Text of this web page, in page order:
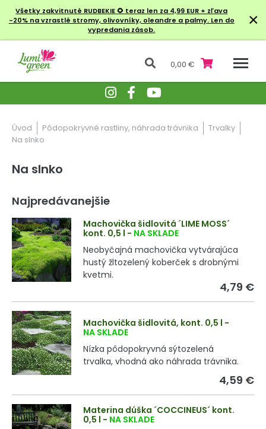
Všetky zakvitnuté RUDBEKIE🌻 teraz len za 4,99 EUR + zľava
-20% na vzrastlé stromy, olivovníky, oleandre a palmy. Len do
vypredania zásob.
×
0,00 €
Úvod Pôdopokryvné rastliny, náhrada trávnika
Trvalky
Na slnko
Na slnko
Najpredávanejšie
Machovička šidlovitá ´LIME MOSS´
kont. 0,5 l - NA SKLADE
Neobyčajná machovička vytvárajúca
hustý žltozelený koberček s drobnými
kvetmi.
4,79 €
Machovička šidlovitá, kont. 0,5 l -
NA SKLADE
Nízka pôdopokryvná sýtozelená
trvalka, vhodná ako náhrada trávnika.
4,59 €
Materina dúška ´COCCINEUS´ kont.
0,5 l - NA SKLADE